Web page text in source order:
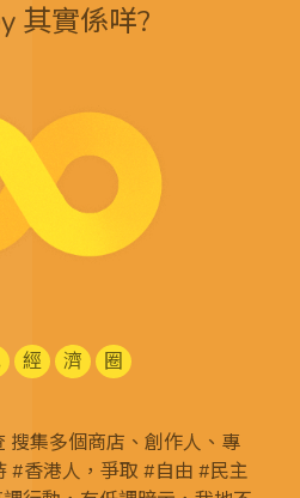
其實係咩?
經 濟 圈
搜集多個商店、創作人、專
#香港人，爭取 #自由 #民主